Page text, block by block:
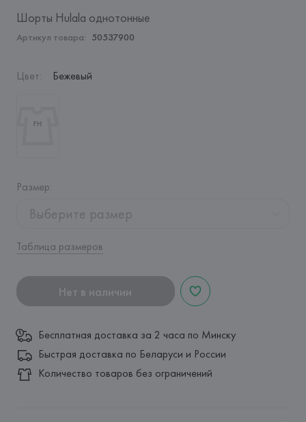
Шорты Hulala однотонные
Артикул товара: 50537900
Цвет: Бежевый
Размер:
Выберите размер
Таблица размеров
Нет в наличии
Бесплатная доставка за 2 часа по Минску
Быстрая доставка по Беларуси и России
Количество товаров без ограничений